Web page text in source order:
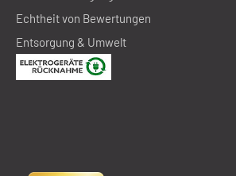
Echtheit von Bewertungen
Entsorgung & Umwelt